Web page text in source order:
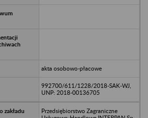
akta osobowo-płacowe
992700/611/1228/2018-SAK-WJ,
UNP: 2018-00136705
Przedsiębiorstwo Zagraniczne